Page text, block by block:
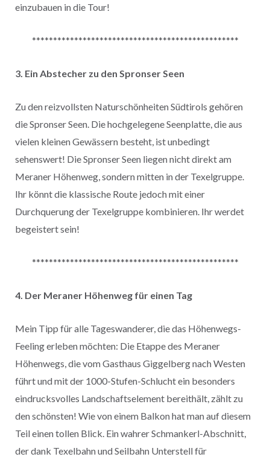
einzubauen in die Tour!
*************************************************
3. Ein Abstecher zu den Spronser Seen
Zu den reizvollsten Naturschönheiten Südtirols gehören
die Spronser Seen. Die hochgelegene Seenplatte, die aus
vielen kleinen Gewässern besteht, ist unbedingt
sehenswert! Die Spronser Seen liegen nicht direkt am
Meraner Höhenweg, sondern mitten in der Texelgruppe.
Ihr könnt die klassische Route jedoch mit einer
Durchquerung der Texelgruppe kombinieren. Ihr werdet
begeistert sein!
*************************************************
4. Der Meraner Höhenweg für einen Tag
Mein Tipp für alle Tageswanderer, die das Höhenwegs-
Feeling erleben möchten: Die Etappe des Meraner
Höhenwegs, die vom Gasthaus Giggelberg nach Westen
führt und mit der 1000-Stufen-Schlucht ein besonders
eindrucksvolles Landschaftselement bereithält, zählt zu
den schönsten! Wie von einem Balkon hat man auf diesem
Teil einen tollen Blick. Ein wahrer Schmankerl-Abschnitt,
der dank Texelbahn und Seilbahn Unterstell für